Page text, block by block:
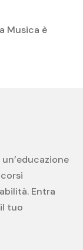
Musica è
Entra
tuo